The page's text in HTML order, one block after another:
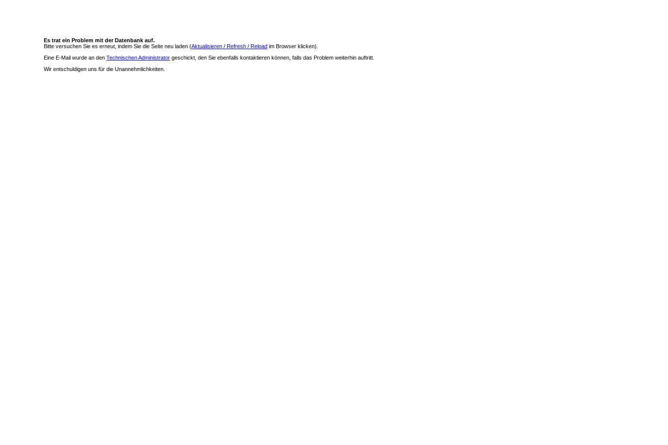
Es trat ein Problem mit der Datenbank auf.
Bitte versuchen Sie es erneut, indem Sie die Seite neu laden (Aktualisieren / Refresh / Reload im Browser klicken).
Eine E-Mail wurde an den Technischen Administrator geschickt, den Sie ebenfalls kontaktieren können, falls das Problem weiterhin auftritt.
Wir entschuldigen uns für die Unannehmlichkeiten.